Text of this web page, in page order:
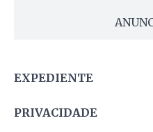
EXPEDIENTE
PRIVACIDADE